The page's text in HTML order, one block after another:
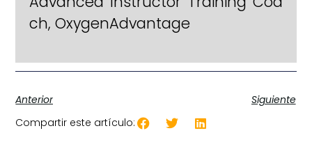
ch, OxygenAdvantage
Anterior
Siguiente
Compartir este artículo: